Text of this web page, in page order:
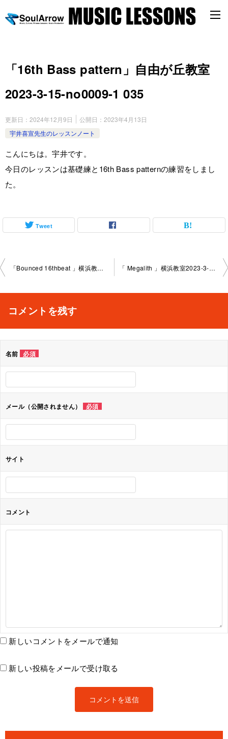
「16th Bass pattern」自由が丘教室
2023-3-15-no0009-1 035
更新日： 2024年12月9日 公開日： 2023年4月13日
宇井喜宣先生のレッスンノート
こんにちは。宇井です。
今日のレッスンは基礎練と16th Bass patternの練習をしまし
た。
Tweet
投
ビ
シ
ョ
ン
「Bounced 16thbeat 」横浜教室2023-3-13-no0009-1029 「 Megalith 」横浜教室2023-3-18-no0009-1031
コメントを残す
名前 必須
メール（公開されません） 必須
サイト
コメント
新しいコメントをメールで通知
新しい投稿をメールで受け取る